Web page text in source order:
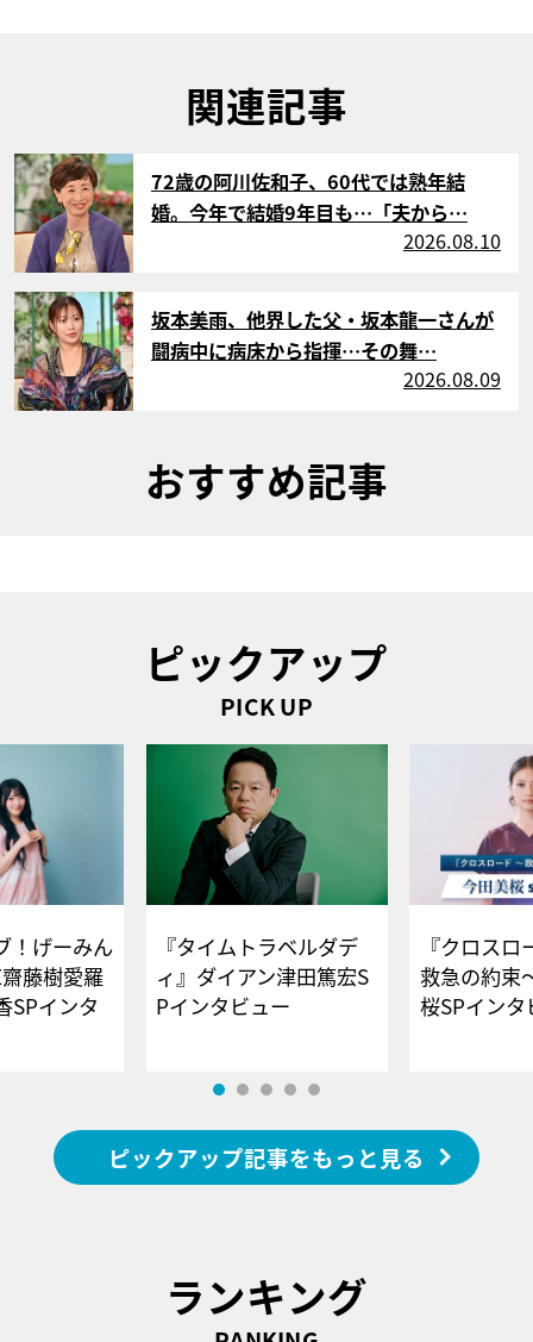
関連記事
サムネイル
72歳の阿川佐和子、60代では熟年結
婚。今年で結婚9年目も…「夫から…
2026.08.10
サムネイル
坂本美雨、他界した父・坂本龍一さんが
闘病中に病床から指揮…その舞…
2026.08.09
おすすめ記事
ピックアップ
PICK UP
！げーみん
藤樹愛羅
SPインタ
『タイムトラベルダデ
ィ』ダイアン津田篤宏S
Pインタビュー
『クロス
救急の約束
桜SPイ
ピックアップ記事をもっと見る
ランキング